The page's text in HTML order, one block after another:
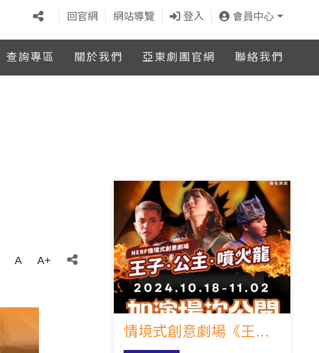
回官網 網站導覽 登入 會員中心
查詢專區 關於我們 亞東劇團官網 聯絡我們
A A+
情境式創意劇場《王子．公主．噴火龍》延長加演場次公告！